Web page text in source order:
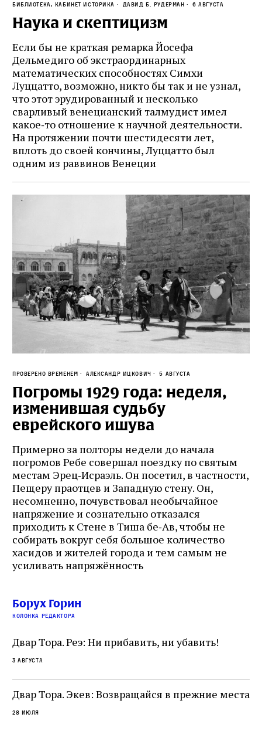
Библиотека, кабинет историка Давид Б. Рудерман 6 августа
Наука и скептицизм
Если бы не краткая ремарка Йосефа
Дельмедиго об экстраординарных
математических способностях Симхи
Луццатто, возможно, никто бы так и не узнал,
что этот эрудированный и несколько
сварливый венецианский талмудист имел
какое‑то отношение к научной деятельности.
На протяжении почти шестидесяти лет,
вплоть до своей кончины, Луццатто был
одним из раввинов Венеции
Проверено временем Александр Ицкович 5 августа
Погромы 1929 года: неделя,
изменившая судьбу
еврейского ишува
Примерно за полторы недели до начала
погромов Ребе совершал поездку по святым
местам Эрец‑Исраэль. Он посетил, в частности,
Пещеру праотцев и Западную стену. Он,
несомненно, почувствовал необычайное
напряжение и сознательно отказался
приходить к Стене в Тиша бе‑Ав, чтобы не
собирать вокруг себя большое количество
хасидов и жителей города и тем самым не
усиливать напряжённость
Борух Горин
колонка редактора
Двар Тора. Реэ: Ни прибавить, ни убавить!
3 августа
Двар Тора. Экев: Возвращайся в прежние места
28 июля